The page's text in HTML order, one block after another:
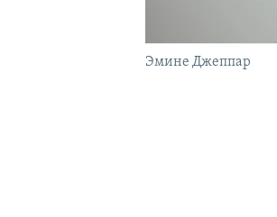
Эмине Джеппар